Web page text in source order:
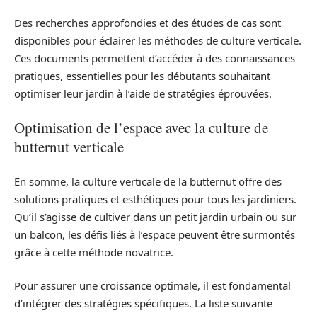
Des recherches approfondies et des études de cas sont
disponibles pour éclairer les méthodes de culture verticale.
Ces documents permettent d’accéder à des connaissances
pratiques, essentielles pour les débutants souhaitant
optimiser leur jardin à l’aide de stratégies éprouvées.
Optimisation de l’espace avec la culture de
butternut verticale
En somme, la culture verticale de la butternut offre des
solutions pratiques et esthétiques pour tous les jardiniers.
Qu’il s’agisse de cultiver dans un petit jardin urbain ou sur
un balcon, les défis liés à l’espace peuvent être surmontés
grâce à cette méthode novatrice.
Pour assurer une croissance optimale, il est fondamental
d’intégrer des stratégies spécifiques. La liste suivante